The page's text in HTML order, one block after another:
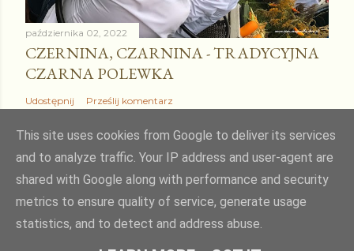
października 02, 2022
CZERNINA, CZARNINA - TRADYCYJNA
CZARNA POLEWKA
Udostępnij Prześlij komentarz
Obsługiwane przez usługę Blogger
Autor obrazów motywu: kcline
This site uses cookies from Google to deliver its services
and to analyze traffic. Your IP address and user-agent are
shared with Google along with performance and security
metrics to ensure quality of service, generate usage
statistics, and to detect and address abuse.